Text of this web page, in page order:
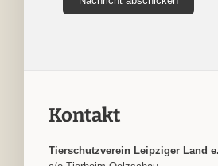
Kontakt
Tierschutzverein Leipziger Land